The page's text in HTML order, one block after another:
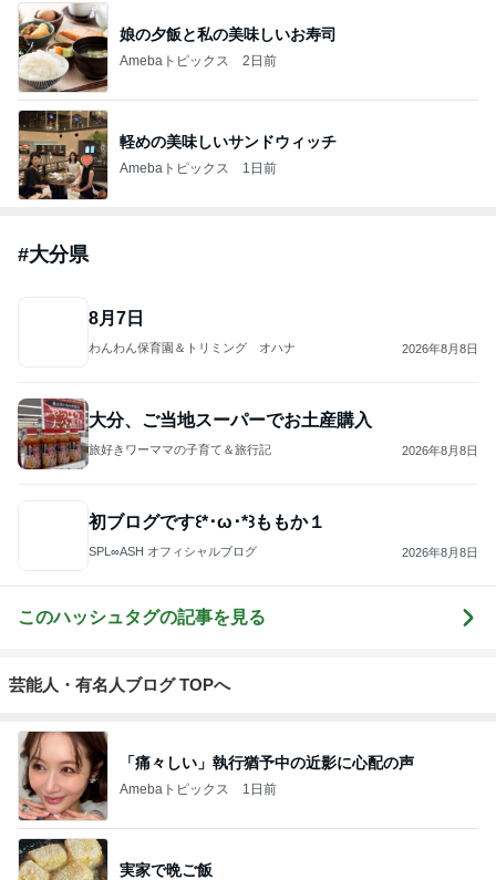
娘の夕飯と私の美味しいお寿司
Amebaトピックス 2日前
軽めの美味しいサンドウィッチ
Amebaトピックス 1日前
#大分県
8月7日
わんわん保育園＆トリミング オハナ 2026年8月8日
大分、ご当地スーパーでお土産購入
旅好きワーママの子育て＆旅行記 2026年8月8日
初ブログです꒰*･ω･*꒱ももか１
SPL∞ASH オフィシャルブログ 2026年8月8日
このハッシュタグの記事を見る
芸能人・有名人ブログ TOPへ
「痛々しい」執行猶予中の近影に心配の声
Amebaトピックス 1日前
実家で晩ご飯